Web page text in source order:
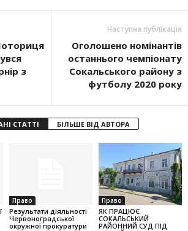
з
Наступна публікація
Оголошено номінантів
останнього чемпіонату
Сокальського району з
футболу 2020 року
СТАТТІ БІЛЬШЕ ВІД АВТОРА
Право
Результати діяльності
Червоноградської
окружної прокуратури
Право
ЯК ПРАЦЮЄ
СОКАЛЬСЬКИЙ
РАЙОННИЙ СУД ПІД